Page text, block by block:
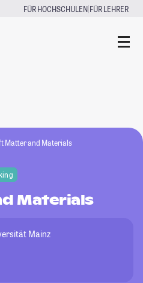
FÜR HOCHSCHULEN|FÜR LEHRER
Matter and Materials
Materials
Mainz